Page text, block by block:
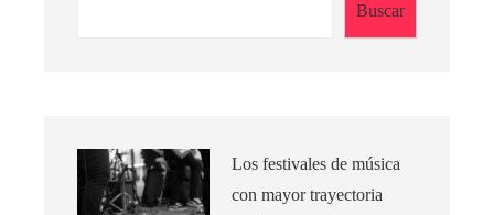
Buscar
Los festivales de música
con mayor trayectoria